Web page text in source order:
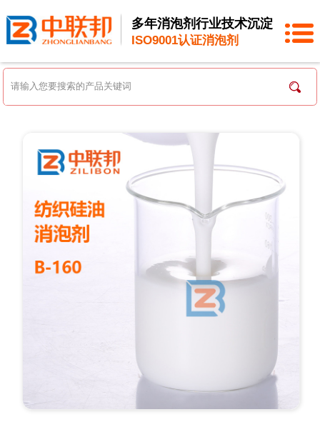
多年消泡剂行业技术沉淀
ISO9001认证消泡剂